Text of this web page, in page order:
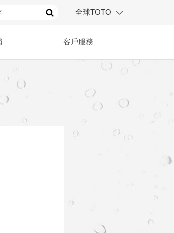
全球TOTO
客戶服務